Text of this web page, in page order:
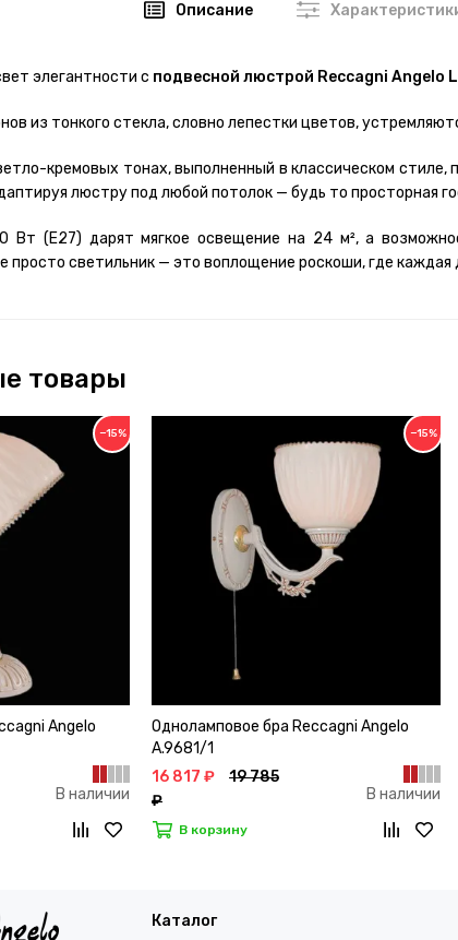
Описание
элегантности с подвесной люстрой Reccagni Angelo
из тонкого стекла, словно лепестки цветов,
кремовых тонах, выполненный в классическом
люстру под любой потолок — будь то просторная
(E27) дарят мягкое освещение на 24 м², а
просто светильник — это воплощение роскоши, где
товары
−15%
Angelo
В наличии
−15%
Одноламповое бра Reccagni Angelo
A.9681/1
16 817 ₽
19 785
₽
В наличии
В корзину
Каталог